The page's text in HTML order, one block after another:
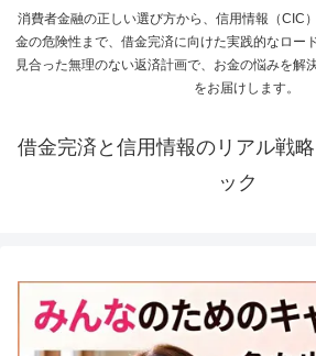
消費者金融の正しい選び方から、信用情報（CIC
金の危険性まで、借金完済に向けた実践的なロー
見合った無理のない返済計画で、お金の悩みを解
をお届けします。
借金完済と信用情報のリアル戦
ック